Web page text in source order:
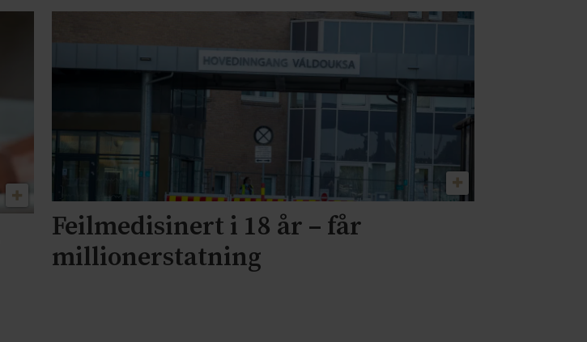
Feilmedisinert i 18 år – får
millionerstatning